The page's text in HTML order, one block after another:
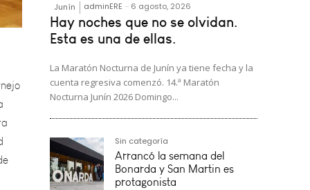
Junín adminERE - 6 agosto, 2026
Hay noches que no se olvidan.
Esta es una de ellas.
La Maratón Nocturna de Junín ya tiene fecha y la
cuenta regresiva comenzó. 14.ª Maratón
Nocturna Junín 2026 Domingo...
Sin categoría
Arrancó la semana del
Bonarda y San Martin es
protagonista